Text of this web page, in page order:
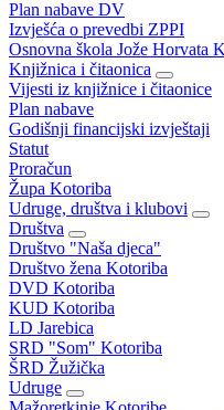
Plan nabave DV
Izvješća o prevedbi ZPPI
Osnovna škola Jože Horvata
Knjižnica i čitaonica
Vijesti iz knjižnice i čitaonice
Plan nabave
Godišnji financijski izvještaji
Statut
Proračun
Župa Kotoriba
Udruge, društva i klubovi
Društva
Društvo "Naša djeca"
Društvo žena Kotoriba
DVD Kotoriba
KUD Kotoriba
LD Jarebica
SRD "Som" Kotoriba
ŠRD Žužička
Udruge